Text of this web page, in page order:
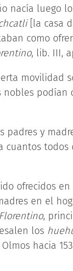
nacía luego
[la casa
como
, lib. III,
movilidad
podían
padres y
cuantos todos
ofrecidos en
en el
,
los
hacia